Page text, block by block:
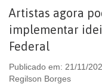
Artistas agora
implementar
Federal
Publicado em: 21/11/
Regilson Borges